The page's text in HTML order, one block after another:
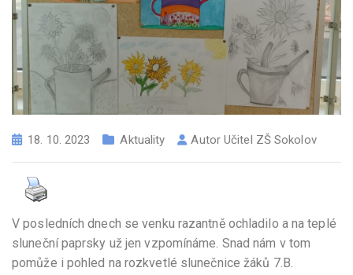
18. 10. 2023 Aktuality AutorUčitel ZŠ Sokolov
V posledních dnech se venku razantně ochladilo a na teplé
sluneční paprsky už jen vzpomínáme. Snad nám v tom
pomůže i pohled na rozkvetlé slunečnice žáků 7.B.